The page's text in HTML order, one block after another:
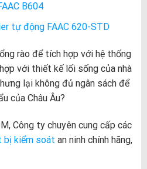
B604
tự động FAAC 620-STD
rào để tích hợp với hệ thống
với thiết kế lối sống của nhà
lại không đủ ngân sách để
của Châu Âu?
Công ty chuyên cung cấp các
bị kiểm soát an ninh chính hãng,